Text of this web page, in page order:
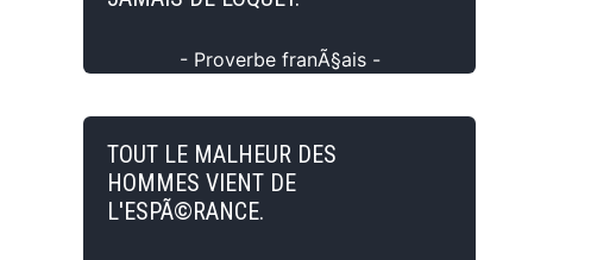
- Proverbe franÃ§ais -
TOUT LE MALHEUR DES
HOMMES VIENT DE
L'ESPÃ©RANCE.